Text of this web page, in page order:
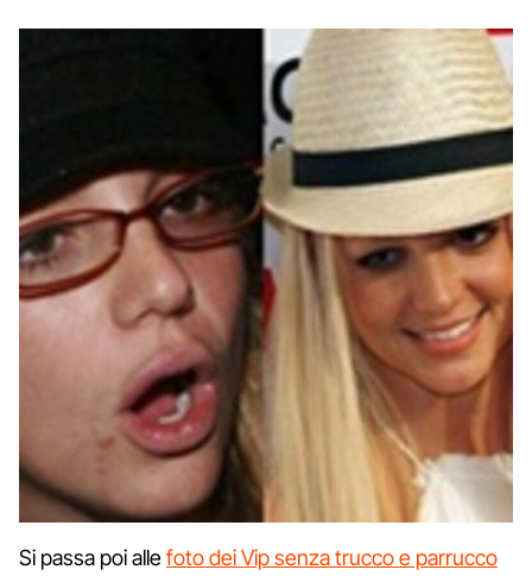
Si passa poi allefoto dei Vip senza trucco e parrucco